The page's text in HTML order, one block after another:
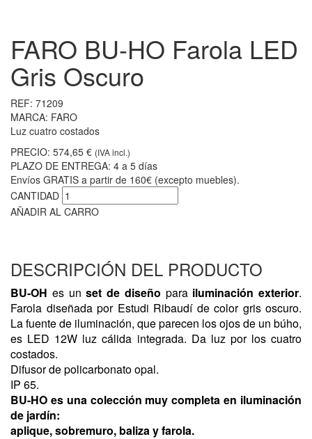
FARO BU-HO Farola LED
Gris Oscuro
REF: 71209
MARCA: FARO
Luz cuatro costados
PRECIO: 574,65 € (IVA incl.)
PLAZO DE ENTREGA: 4 a 5 días
Envíos GRATIS a partir de 160€ (excepto muebles).
CANTIDAD
AÑADIR AL CARRO
DESCRIPCIÓN DEL PRODUCTO
BU-OH es unset de diseño para iluminación exterior.
Farola diseñada por Estudi Ribaudí de color gris oscuro.
La fuente de iluminación, que parecen los ojos de un búho,
es LED 12W luz cálida integrada. Da luz por los cuatro
costados.
Difusor de policarbonato opal.
IP 65.
BU-HO es una colección muy completa en iluminación
de jardín:
aplique, sobremuro, baliza y farola.